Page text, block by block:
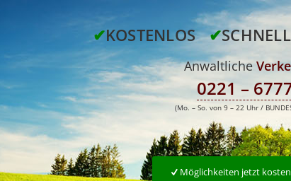
✔KOSTENLOS ✔SCHNELL
Anwaltliche
0221 –
(Mo. – So. von 9 – 22 Uhr /
Möglichkeiten jetzt